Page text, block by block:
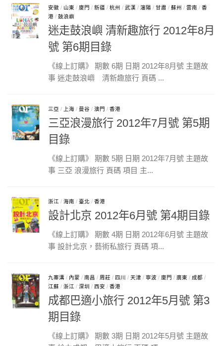
安徽 / 山東 / 廈門 / 新疆 / 杭州 / 武漢 / 瀋陽 / 甘肅 / 蘇州 / 雲南 / 香
港 / 鼓浪嶼
迷走鼓浪嶼 清新趣旅行 2012年8月
號 第6期目錄
《線上訂購》 期數 6期 日期 2012年8月號 主題故
事 迷走鼓浪嶼 清新趣旅行 頁碼 ...
三亞 / 上海 / 曼谷 / 澳門 / 香港
三亞浪漫旅行 2012年7月號 第5期
目錄
《線上訂購》 期數 5期 日期 2012年7月號 主題故
事 三亞 浪漫旅行 頁碼 項目 主...
浙江 / 海南 / 臺北 / 香港
設計北京 2012年6月號 第4期目錄
《線上訂購》 期數 4期 日期 2012年6月號 主題故
事 設計北京，藝術私旅行 頁碼 項...
九寨溝 / 內蒙 / 南昌 / 周莊 / 四川 / 天津 / 寧波 / 廈門 / 廣東 / 成都 /
江蘇 / 浙江 / 深圳 / 西安 / 香港
成都巴適小旅行 2012年5月號 第3
期目錄
《線上訂購》 期數 3期 日期 2012年5月號 主題故